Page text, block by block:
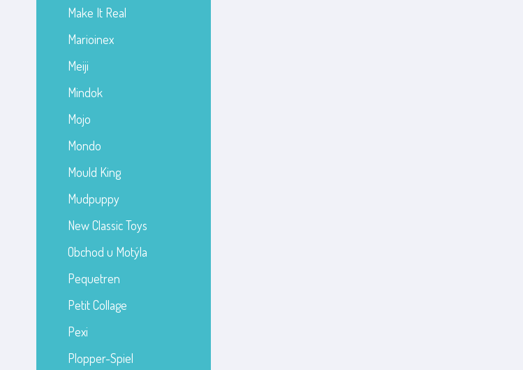
Make It Real
Marioinex
Meiji
Mindok
Mojo
Mondo
Mould King
Mudpuppy
New Classic Toys
Obchod u Motýla
Pequetren
Petit Collage
Pexi
Plopper-Spiel